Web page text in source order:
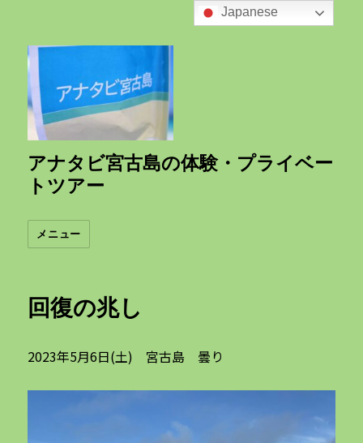
アナタビ宮古島の体験・プライベー
トツアー
メニュー
回復の兆し
2023年5月6日(土) 宮古島 曇り
Japanese